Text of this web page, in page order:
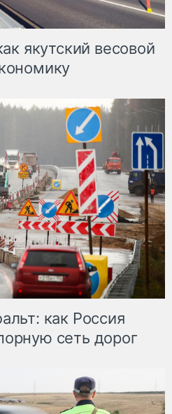
якутский весовой
как Россия
сеть дорог